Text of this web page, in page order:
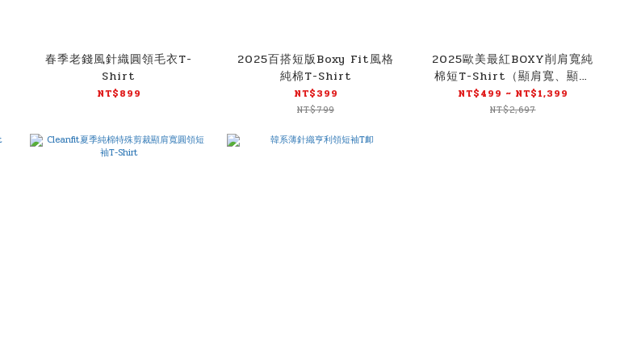
春季老錢風針織圓領毛衣T-
Shirt
NT$899
2025百搭短版Boxy Fit風格
純棉T-Shirt
NT$399
NT$799
2025歐美最紅BOXY削肩寬純
棉短T-Shirt（顯肩寬、顯腿
長）
NT$499 ~ NT$1,399
NT$2,697